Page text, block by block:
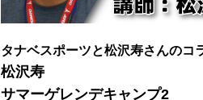
タナベスポーツと松沢寿さんのコ
松沢寿
サマーゲレンデキャンプ2